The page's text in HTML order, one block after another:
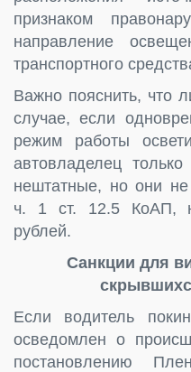
признаком
направление
транспортного
Важно пояснить, что
случае, если
режим работы
автовладелец
нештатные, но они не
ч. 1 ст. 12.5 КоАП,
рублей.
Санкции для
Если водитель
осведомлен о
постановлению